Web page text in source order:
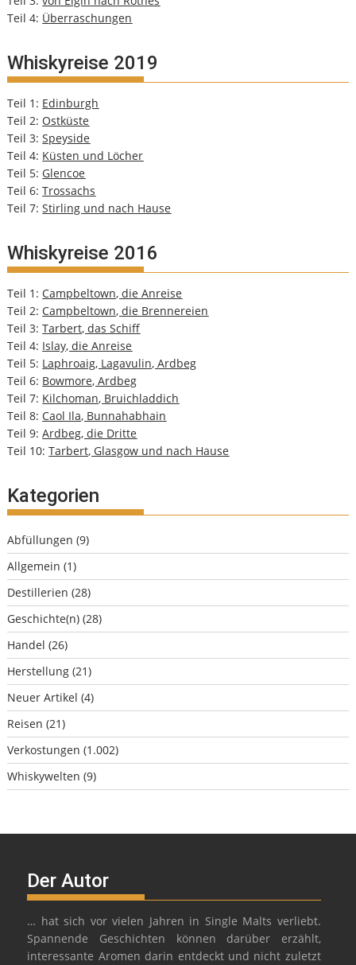
Teil 4: Überraschungen
Whiskyreise 2019
Teil 1: Edinburgh
Teil 2: Ostküste
Teil 3:Speyside
Teil 4: Küsten und Löcher
Teil 5: Glencoe
Teil 6:Trossachs
Teil 7:Stirling und nach Hause
Whiskyreise 2016
Teil 1: Campbeltown, die Anreise
Teil 2: Campbeltown, die Brennereien
Teil 3:Tarbert, das Schiff
Teil 4: Islay, die Anreise
Teil 5: Laphroaig, Lagavulin, Ardbeg
Teil 6: Bowmore, Ardbeg
Teil 7: Kilchoman, Bruichladdich
Teil 8: Caol Ila, Bunnahabhain
Teil 9:Ardbeg, die Dritte
Teil 10:Tarbert, Glasgow und nach Hause
Kategorien
Abfüllungen (9)
Allgemein (1)
Destillerien (28)
Geschichte(n) (28)
Handel (26)
Herstellung (21)
Neuer Artikel (4)
Reisen (21)
Verkostungen (1.002)
Whiskywelten (9)
Der Autor
… hat sich vor vielen Jahren in Single Malts verliebt.
Spannende Geschichten können darüber erzählt,
interessante Aromen darin entdeckt und nicht zuletzt